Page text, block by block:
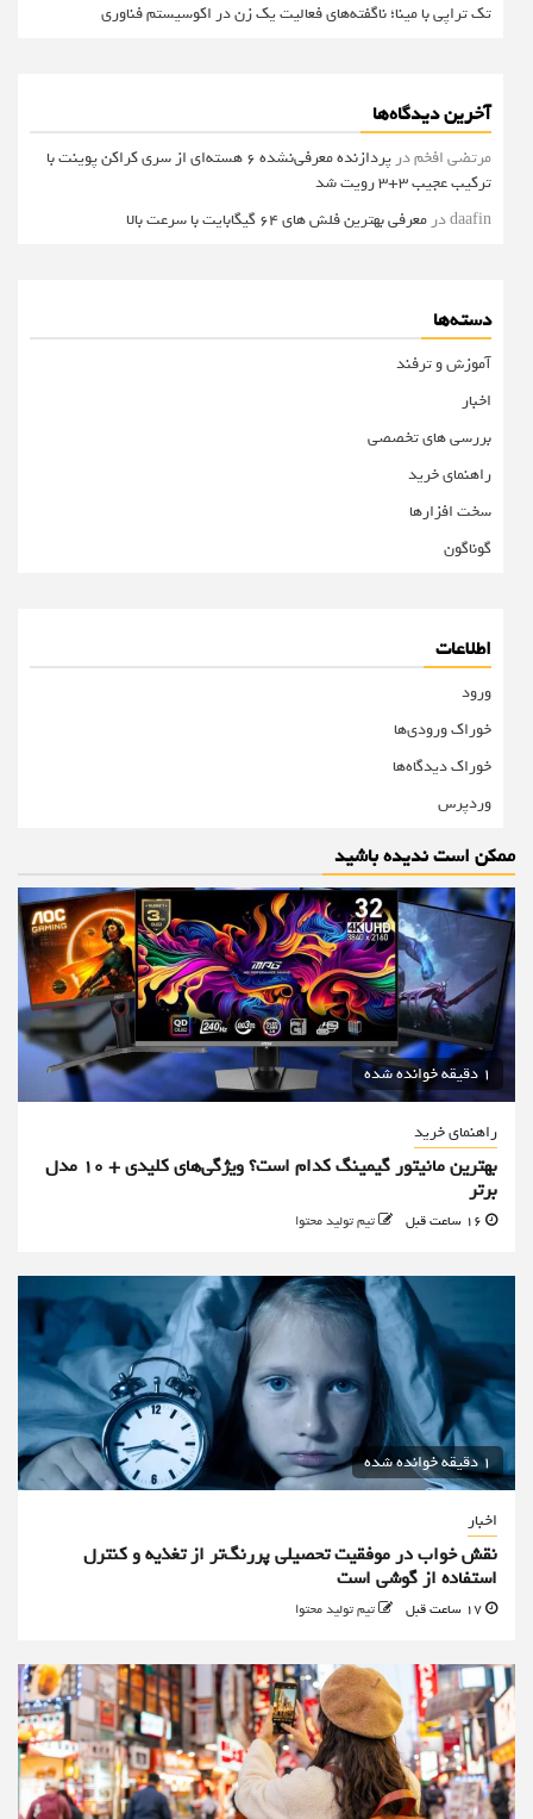
تک تراپی با مینا؛ ناگفته‌های فعالیت یک زن در اکوسیستم فناوری
آخرین دیدگاه‌ها
مرتضی افخمدر
پردازنده معرفی‌نشده 6 هسته‌ای از سری کراکن پوینت با
ترکیب عجیب 3+3 رویت شد
daafinدرمعرفی بهترین فلش های 64 گیگابایت با سرعت بالا
دسته‌ها
آموزش و ترفند
اخبار
بررسی های تخصصی
راهنمای خرید
سخت افزارها
گوناگون
اطلاعات
ورود
خوراک ورودی‌ها
خوراک دیدگاه‌ها
وردپرس
ممکن است ندیده باشید
1 دقیقه خوانده شده
راهنمای خرید
بهترین مانیتور گیمینگ کدام است؟ ویژگی‌های کلیدی + 10 مدل
برتر
تیم تولید محتوا
1 دقیقه خوانده شده
اخبار
نقش خواب در موفقیت تحصیلی پررنگ‌تر از تغذیه و کنترل
استفاده از گوشی است
تیم تولید محتوا